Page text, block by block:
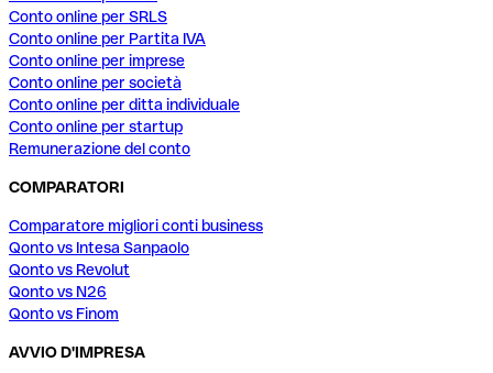
Conto online per SRLS
Conto online per Partita IVA
Conto online per imprese
Conto online per società
Conto online per ditta individuale
Conto online per startup
Remunerazione del conto
COMPARATORI
Comparatore migliori conti business
Qonto vs Intesa Sanpaolo
Qonto vs Revolut
Qonto vs N26
Qonto vs Finom
AVVIO D'IMPRESA